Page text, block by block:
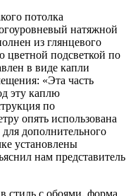
потолка
натяжной
из глянцевого
цветной подсветкой по
в виде капли
«Эта часть
эту каплю
по
опять использована
дополнительного
установлены
нам представитель